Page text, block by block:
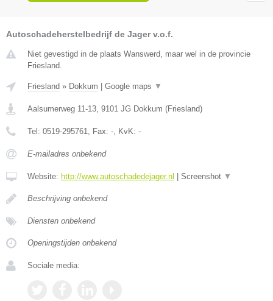
Autoschadeherstelbedrijf de Jager v.o.f.
Niet gevestigd in de plaats Wanswerd, maar wel in de provincie
Friesland.
Friesland » Dokkum Google maps ▼
Aalsumerweg 11-13, 9101 JG Dokkum (Friesland)
Tel: 0519-295761, Fax: -, KvK: -
E-mailadres onbekend
Website: http://www.autoschadedejager.nl Screenshot ▼
Beschrijving onbekend
Diensten onbekend
Openingstijden onbekend
Sociale media: